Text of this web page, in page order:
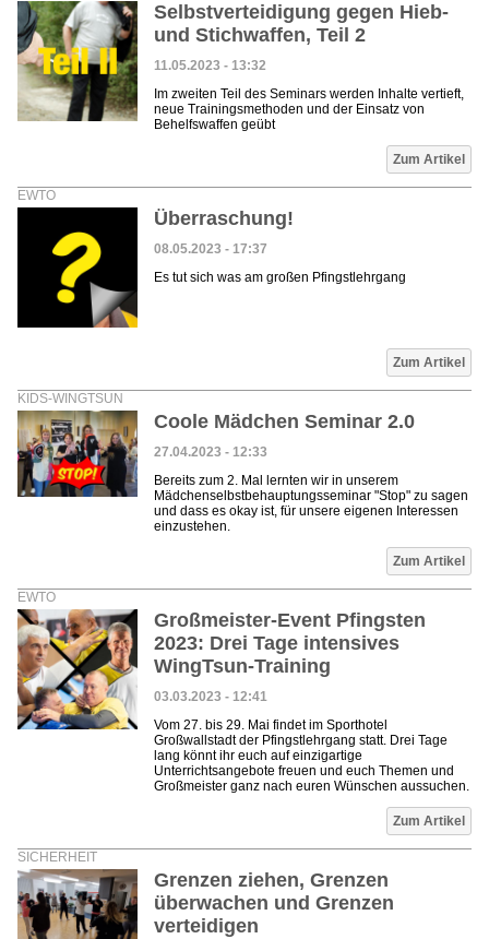
Selbstverteidigung gegen Hieb-
und Stichwaffen, Teil 2
11.05.2023 - 13:32
Im zweiten Teil des Seminars werden Inhalte vertieft,
neue Trainingsmethoden und der Einsatz von
Behelfswaffen geübt
Zum Artikel
EWTO
Überraschung!
08.05.2023 - 17:37
Es tut sich was am großen Pfingstlehrgang
Zum Artikel
KIDS-WINGTSUN
Coole Mädchen Seminar 2.0
27.04.2023 - 12:33
Bereits zum 2. Mal lernten wir in unserem
Mädchenselbstbehauptungsseminar "Stop" zu sagen
und dass es okay ist, für unsere eigenen Interessen
einzustehen.
Zum Artikel
EWTO
Großmeister-Event Pfingsten
2023: Drei Tage intensives
WingTsun-Training
03.03.2023 - 12:41
Vom 27. bis 29. Mai findet im Sporthotel
Großwallstadt der Pfingstlehrgang statt. Drei Tage
lang könnt ihr euch auf einzigartige
Unterrichtsangebote freuen und euch Themen und
Großmeister ganz nach euren Wünschen aussuchen.
Zum Artikel
SICHERHEIT
Grenzen ziehen, Grenzen
überwachen und Grenzen
verteidigen